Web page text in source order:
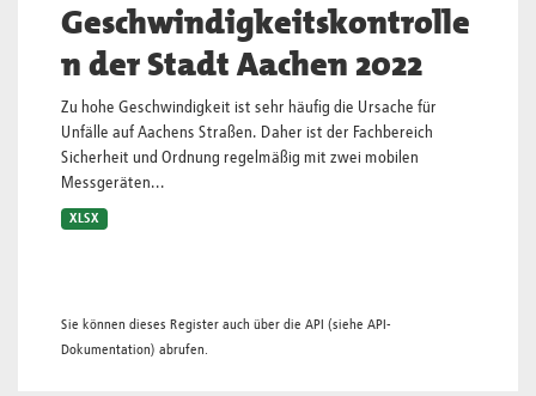
Geschwindigkeitskontrolle
n der Stadt Aachen 2022
Zu hohe Geschwindigkeit ist sehr häufig die Ursache für
Unfälle auf Aachens Straßen. Daher ist der Fachbereich
Sicherheit und Ordnung regelmäßig mit zwei mobilen
Messgeräten...
XLSX
Sie können dieses Register auch über die API (siehe API-
Dokumentation) abrufen.